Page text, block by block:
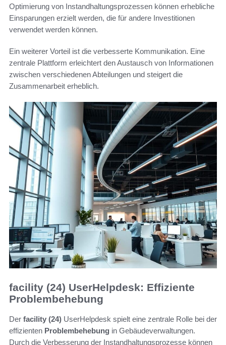
Optimierung von Instandhaltungsprozessen können erhebliche
Einsparungen erzielt werden, die für andere Investitionen
verwendet werden können.
Ein weiterer Vorteil ist die verbesserte Kommunikation. Eine
zentrale Plattform erleichtert den Austausch von Informationen
zwischen verschiedenen Abteilungen und steigert die
Zusammenarbeit erheblich.
facility (24) UserHelpdesk: Effiziente
Problembehebung
Der facility (24) UserHelpdesk spielt eine zentrale Rolle bei der
effizienten Problembehebung in Gebäudeverwaltungen.
Durch die Verbesserung der Instandhaltungsprozesse können